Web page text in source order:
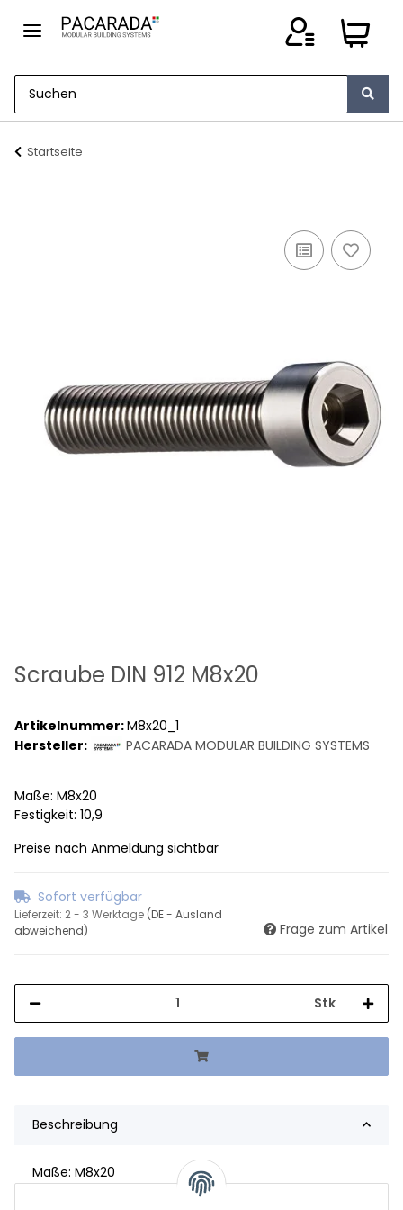
Startseite
Scraube DIN 912 M8x20
Artikelnummer:M8x20_1
Hersteller:
PACARADA MODULAR BUILDING SYSTEMS
Maße: M8x20
Festigkeit: 10,9
Preise nach Anmeldung sichtbar
Sofort verfügbar
Lieferzeit: 2 - 3 Werktage (DE - Ausland
abweichend)
Frage zum Artikel
Stk
Beschreibung
Maße: M8x20